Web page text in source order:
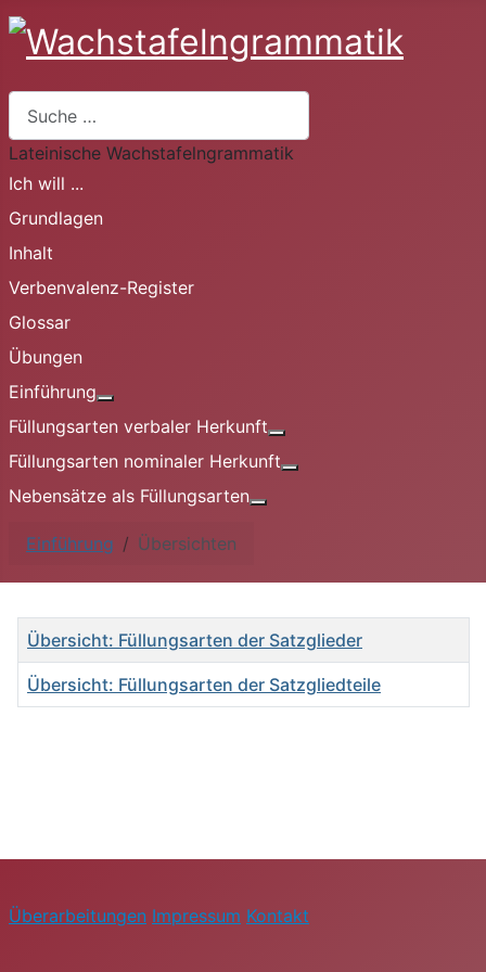
Lateinische Wachstafelngrammatik
Ich will ...
Grundlagen
Inhalt
Verbenvalenz-Register
Glossar
Übungen
Einführung
Füllungsarten verbaler Herkunft
Füllungsarten nominaler Herkunft
Nebensätze als Füllungsarten
Einführung
Übersichten
Titel
Übersicht: Füllungsarten der Satzglieder
Übersicht: Füllungsarten der Satzgliedteile
Überarbeitungen Impressum Kontakt